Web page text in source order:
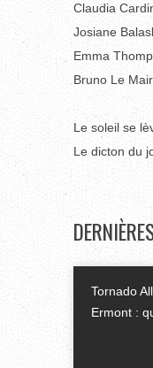
Claudia
Josiane
Emma
Bruno Le
Le soleil se
Le dicton du
Tornado
Ermont :